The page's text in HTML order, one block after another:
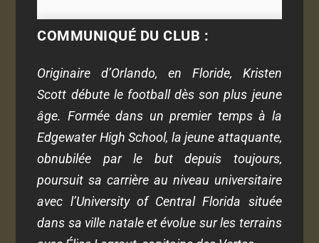
COMMUNIQUÉ DU CLUB :
Originaire d’Orlando, en Floride, Kristen
Scott débute le football dès son plus jeune
âge. Formée dans un premier temps à la
Edgewater High School, la jeune attaquante,
obnubilée par le but depuis toujours,
poursuit sa carrière au niveau universitaire
avec l’University of Central Florida située
dans sa ville natale et évolue sur les terrains